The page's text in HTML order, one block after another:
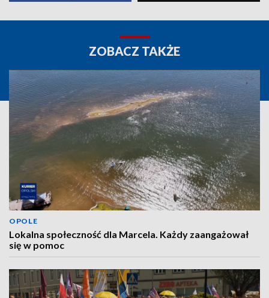
ZOBACZ TAKŻE
OPOLE
Lokalna społeczność dla Marcela. Każdy zaangażował
się w pomoc